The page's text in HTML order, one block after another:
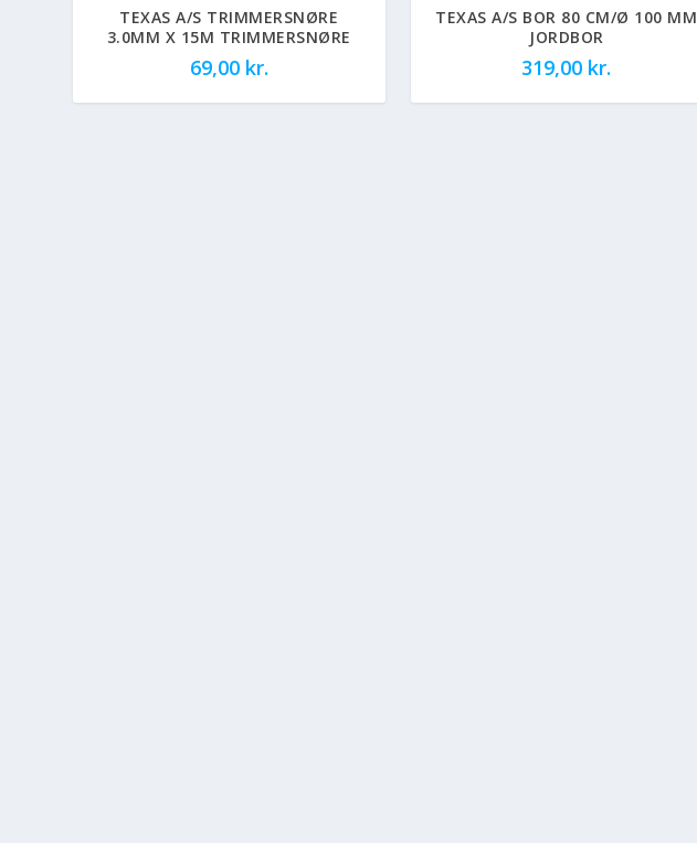
TEXAS A/S TRIMMERSNØRE
3.0MM X 15M TRIMMERSNØRE
69,00 kr.
TEXAS A/S BOR 80 CM/Ø 100 MM
JORDBOR
319,00 kr.